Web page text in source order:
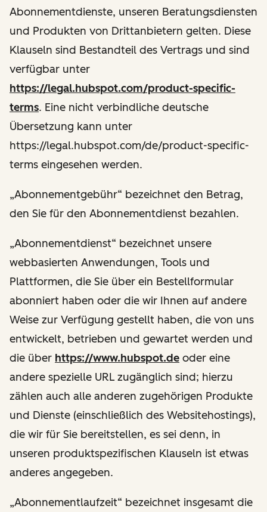
Abonnementdienste, unseren Beratungsdiensten
und Produkten von Drittanbietern gelten. Diese
Klauseln sind Bestandteil des Vertrags und sind
verfügbar unter
https://legal.hubspot.com/product-specific-
terms. Eine nicht verbindliche deutsche
Übersetzung kann unter
https://legal.hubspot.com/de/product-specific-
terms eingesehen werden.
„Abonnementgebühr“ bezeichnet den Betrag,
den Sie für den Abonnementdienst bezahlen.
„Abonnementdienst“ bezeichnet unsere
webbasierten Anwendungen, Tools und
Plattformen, die Sie über ein Bestellformular
abonniert haben oder die wir Ihnen auf andere
Weise zur Verfügung gestellt haben, die von uns
entwickelt, betrieben und gewartet werden und
die über https://www.hubspot.de oder eine
andere spezielle URL zugänglich sind; hierzu
zählen auch alle anderen zugehörigen Produkte
und Dienste (einschließlich des Websitehostings),
die wir für Sie bereitstellen, es sei denn, in
unseren produktspezifischen Klauseln ist etwas
anderes angegeben.
„Abonnementlaufzeit“ bezeichnet insgesamt die